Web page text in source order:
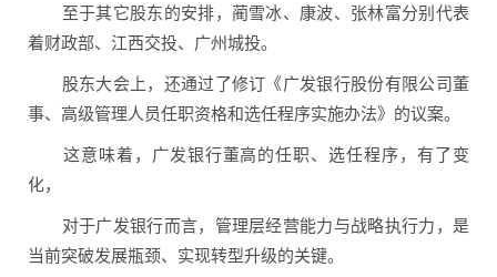
至于其它股东的安排，蔺雪冰、康波、张林富分别代表
着财政部、江西交投、广州城投。
股东大会上，还通过了修订《广发银行股份有限公司董
事、高级管理人员任职资格和选任程序实施办法》的议案。
这意味着，广发银行董高的任职、选任程序，有了变
化，
对于广发银行而言，管理层经营能力与战略执行力，是
当前突破发展瓶颈、实现转型升级的关键。